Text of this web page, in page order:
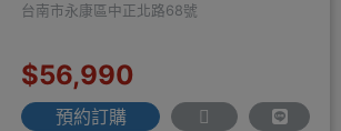
台南市永康區中正北路68號
$56,990
預約訂購